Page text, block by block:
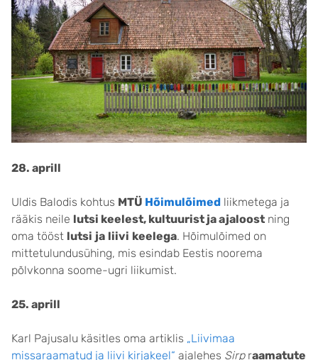
28. aprill
Uldis Balodis kohtus MTÜ Hõimulõimed liikmetega ja
rääkis neile lutsi keelest, kultuurist ja ajaloost ning
oma tööst lutsi ja liivi keelega. Hõimulõimed on
mittetulundusühing, mis esindab Eestis noorema
põlvkonna soome-ugri liikumist.
25. aprill
Karl Pajusalu käsitles oma artiklis „Liivimaa
missaraamatud ja liivi kirjakeel“ ajalehes Sirpraamatute